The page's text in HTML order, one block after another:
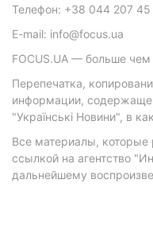
Телефон: +38 044 207 45
E-mail: info@focus.ua
FOCUS.UA — больше чем
Перепечатка,
информации,
"Українські Новини", в
Все материалы,
ссылкой на агентство
дальнейшему